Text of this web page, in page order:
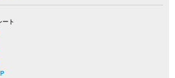
ト